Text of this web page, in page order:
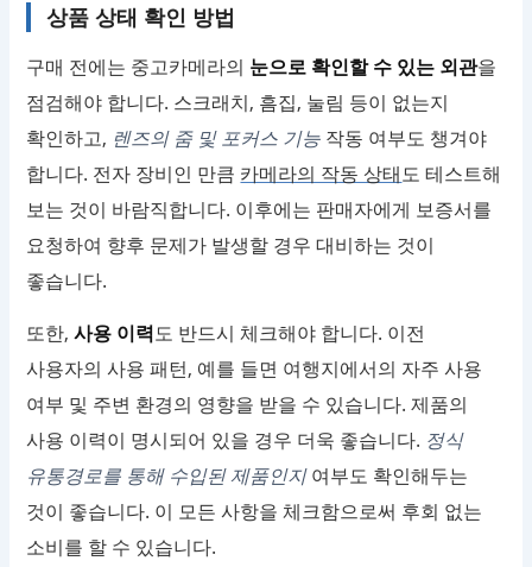
상품 상태 확인 방법
구매 전에는 중고카메라의 눈으로 확인할 수 있는 외관을
점검해야 합니다. 스크래치, 흠집, 눌림 등이 없는지
확인하고, 렌즈의 줌 및 포커스 기능 작동 여부도 챙겨야
합니다. 전자 장비인 만큼 카메라의 작동 상태도 테스트해
보는 것이 바람직합니다. 이후에는 판매자에게 보증서를
요청하여 향후 문제가 발생할 경우 대비하는 것이
좋습니다.
또한,사용 이력도 반드시 체크해야 합니다. 이전
사용자의 사용 패턴, 예를 들면 여행지에서의 자주 사용
여부 및 주변 환경의 영향을 받을 수 있습니다. 제품의
사용 이력이 명시되어 있을 경우 더욱 좋습니다. 정식
유통경로를 통해 수입된 제품인지여부도 확인해두는
것이 좋습니다. 이 모든 사항을 체크함으로써 후회 없는
소비를 할 수 있습니다.